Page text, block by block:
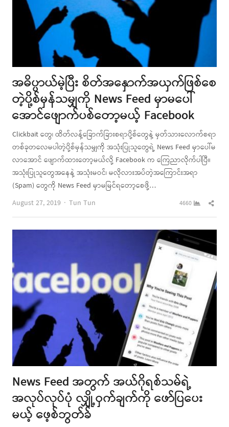
အဓိပ္ပာယ်မဲ့ပြီး စိတ်အနှောက်အယှက်ဖြစ်စေ
တဲ့ပို့စ်မှန်သမျှကို News Feed မှာမပေါ်
အောင်ဖျောက်ပစ်တော့မယ့် Facebook
Clickbait တွေ၊ ထိတ်လန့်ခြောက်ခြားစရာပို့စ်တွေနဲ့ မှတ်သားလောက်စရာ
တစ်ခုတလေမပါတဲ့ပို့စ်မှန်သမျှကို အသုံးပြုသူတွေရဲ့ News Feed မှာပေါ်မ
လာအောင် ဖျောက်ထားတော့မယ်လို့ Facebook က ကြေညာလိုက်ပါပြီ။
အသုံးပြုသူတွေအနေနဲ့ အသုံးမဝင်၊ မလိုလားအပ်တဲ့အကြောင်းအရာ
(Spam) တွေကို News Feed မှာမမြင်ရတော့စေဖို့…
August 27, 2019
Author
Tun Tun 4660
News Feed အတွက် အယ်ဂိုရစ်သမ်ရဲ့
အလုပ်လုပ်ပုံ လျှို့ဝှက်ချက်ကို ဖော်ပြပေး
မယ့် ဖေ့စ်ဘွတ်ခ်